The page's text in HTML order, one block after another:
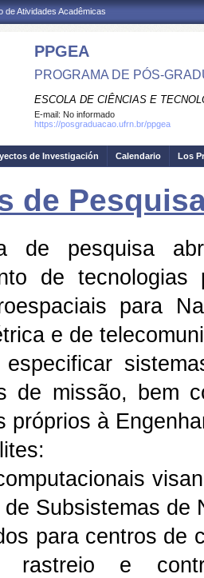
de Atividades Acadêmicas
PPGEA
PROGRAMA DE PÓS-
ESCOLA DE CIÊNCIAS E
E-mail: No informado
https://posgraduacao.ufrn.br/ppgea
de Investigación Calendario Los
de
de pesquisa
de
para
e de
de missão, bem
próprios à
Subsistemas de
para centros de
rastreio e